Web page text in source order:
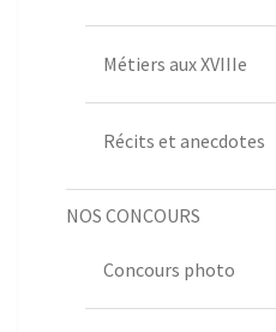
Métiers aux XVIIIe
Récits et anecdotes
NOS CONCOURS
Concours photo